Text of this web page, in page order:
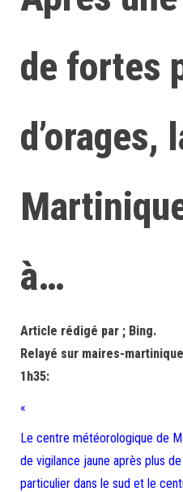
de fortes
d’orages,
à…
Article rédigé par ; Bing.
Relayé sur maires-
1h35:
«
Le centre météorologique de
de vigilance jaune après plus
particulier dans le sud et le